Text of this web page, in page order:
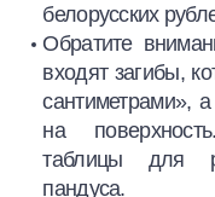
белорусских
Обратите
входят загибы,
сантиметрами»,
на
таблицы для
пандуса.